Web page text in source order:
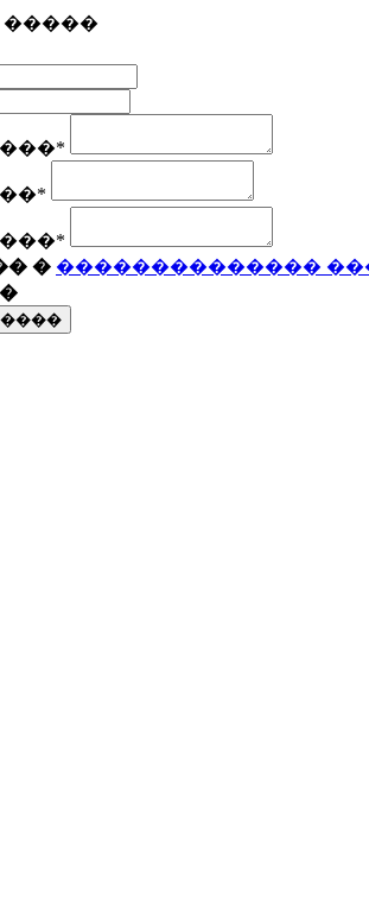
*
*
*
� ��������������